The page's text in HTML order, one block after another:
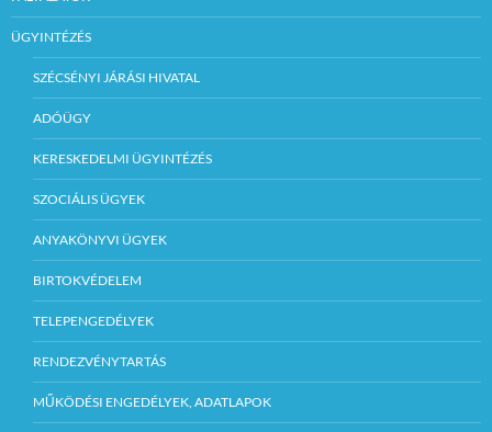
ÜGYINTÉZÉS
SZÉCSÉNYI JÁRÁSI HIVATAL
ADÓÜGY
KERESKEDELMI ÜGYINTÉZÉS
SZOCIÁLIS ÜGYEK
ANYAKÖNYVI ÜGYEK
BIRTOKVÉDELEM
TELEPENGEDÉLYEK
RENDEZVÉNYTARTÁS
MŰKÖDÉSI ENGEDÉLYEK, ADATLAPOK